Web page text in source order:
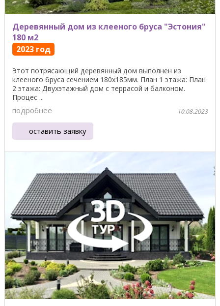
Деревянный дом из клееного бруса "Эстония"
180 м2
2023 год
Этот потрясающий деревянный дом выполнен из
клееного бруса сечением 180х185мм. План 1 этажа: План
2 этажа: Двухэтажный дом с террасой и балконом.
Процес ...
подробнее 10.08.2023
оставить заявку